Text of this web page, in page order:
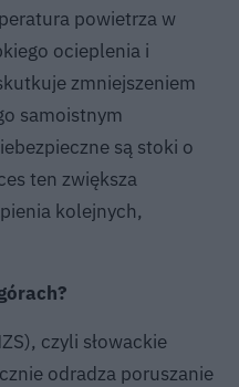
powietrza w
ocieplenia i
zmniejszeniem
samoistnym
są stoki o
ten zwiększa
kolejnych,
czyli słowackie
odradza poruszanie